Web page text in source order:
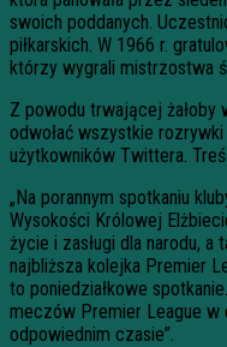
swoich poddanych.
piłkarskich. W 1966 r.
którzy wygrali mistrzostwa
Z powodu trwającej żałoby
odwołać wszystkie
użytkowników Twittera.
„Na porannym spotkaniu
Wysokości Królowej
życie i zasługi dla narodu,
najbliższa kolejka Premier
to poniedziałkowe
meczów Premier League w
odpowiednim czasie”.